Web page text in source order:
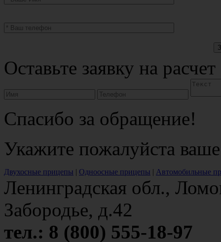
Оставьте заявку на расчет
Спасибо за обращение!
Укажите пожалуйста
Двухосные прицепы | Одноосные прицепы | Автомобильные
Ленинградская обл.,
Забородье, д.42
тел.: 8 (800) 555-18-97